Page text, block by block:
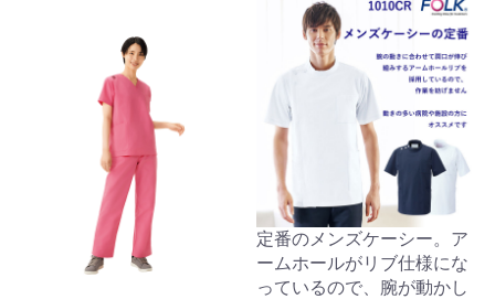
定番のメンズケーシー。ア
ームホールがリブ仕様にな
っているので、腕が動かし